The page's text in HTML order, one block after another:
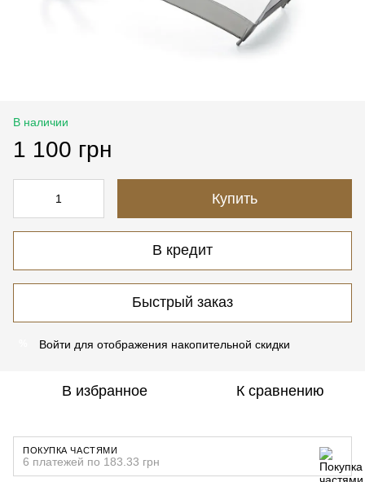
В наличии
1 100 грн
Купить
В кредит
Быстрый заказ
Войти для отображения накопительной скидки
В избранное К сравнению
ПОКУПКА ЧАСТЯМИ
6 платежей по 183.33 грн